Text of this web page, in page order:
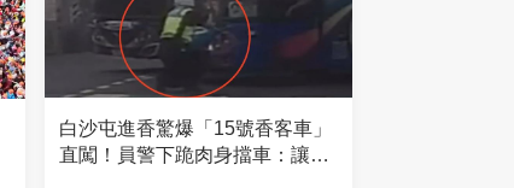
白沙屯進香驚爆「15號香客車」
直闖！員警下跪肉身擋車：讓行